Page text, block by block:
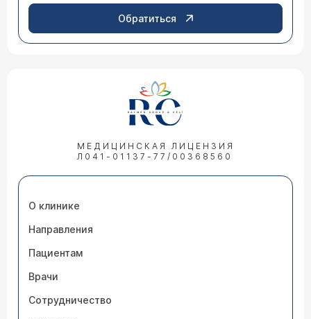
Обратиться
МЕДИЦИНСКАЯ ЛИЦЕНЗИЯ
Л041-01137-77/00368560
О клинике
Направления
Пациентам
Врачи
Сотрудничество